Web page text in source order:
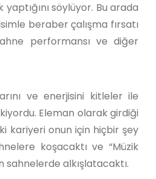
söylüyor. Bu arada
beraber çalışma fırsatı
performansı ve diğer
ve enerjisini kitleler ile
Eleman olarak girdiği
kariyeri onun için hiçbir şey
koşacaktı ve “Müzik
sahnelerde alkışlatacaktı.